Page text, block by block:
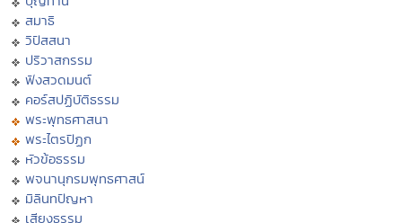
สมาธิ
วิปัสสนา
ปริวาสกรรม
ฟังสวดมนต์
คอร์สปฏิบัติธรรม
พระพุทธศาสนา
พระไตรปิฏก
หัวข้อธรรม
พจนานุกรมพุทธศาสน์
มิลินทปัญหา
เสียงธรรม